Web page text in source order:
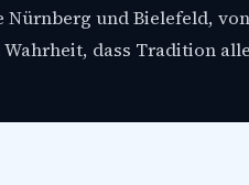
Nürnberg und Bielefeld, von
dass Tradition